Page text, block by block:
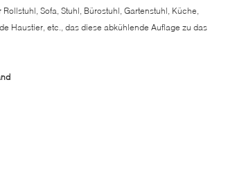
Sofa, Stuhl, Bürostuhl, Gartenstuhl, Küche,
Haustier, etc., das diese abkühlende Auflage zu das